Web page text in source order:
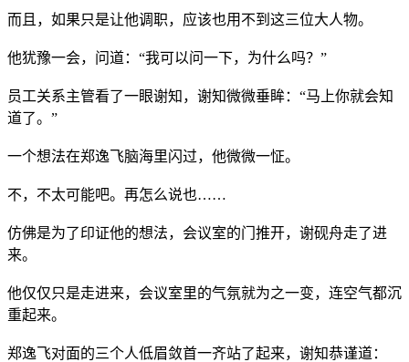
而且，如果只是让他调职，应该也用不到这三位大人物。
他犹豫一会，问道：“我可以问一下，为什么吗？”
员工关系主管看了一眼谢知，谢知微微垂眸：“马上你就会知
道了。”
一个想法在郑逸飞脑海里闪过，他微微一怔。
不，不太可能吧。再怎么说也……
仿佛是为了印证他的想法，会议室的门推开，谢砚舟走了进
来。
他仅仅只是走进来，会议室里的气氛就为之一变，连空气都沉
重起来。
郑逸飞对面的三个人低眉敛首一齐站了起来，谢知恭谨道：